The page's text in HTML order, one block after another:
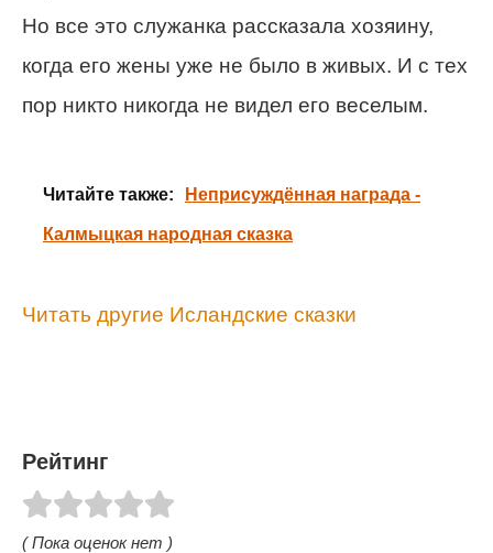
Но все это служанка рассказала хозяину,
когда его жены уже не было в живых. И с тех
пор никто никогда не видел его веселым.
Читайте также: Неприсуждённая награда -
Калмыцкая народная сказка
Читать другие Исландские сказки
Рейтинг
( Пока оценок нет )